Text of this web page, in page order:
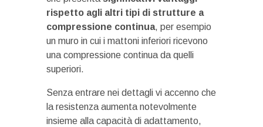
rispetto agli altri tipi di strutture a
compressione continua, per esempio
un muro in cui i mattoni inferiori ricevono
una compressione continua da quelli
superiori.
Senza entrare nei dettagli vi accenno che
la resistenza aumenta notevolmente
insieme alla capacità di adattamento,